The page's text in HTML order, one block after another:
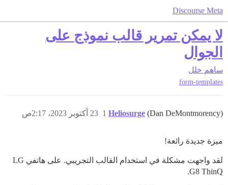
Discourse Meta
لا يمكن تمرير قالب نموذج على
الجوال
ساهم خلل
form-templates
Heliosurge (Dan DeMontmorency) 23 أكتوبر 2023، 2:17ص 1
ميزة جديدة رائعة!
لقد واجهت مشكلة في استخدام القالب التجريبي. على هاتفي LG
G8 ThinQ.